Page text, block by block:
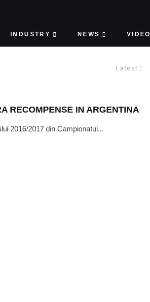
INDUSTRY NEWS VIDEO
Latest
RECOMPENSE IN ARGENTINA
2016/2017 din Campionatul...